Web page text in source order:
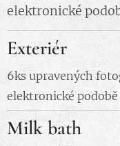
elektronické
Exteriér
6ks upravených
elektronické podobě
Milk bath